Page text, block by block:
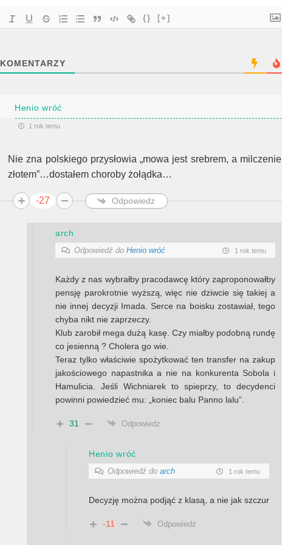
{} [+]
KOMENTARZY
Henio wróć
1 rok temu
Nie zna polskiego przysłowia „mowa jest srebrem, a milczenie
złotem”…dostałem choroby żołądka…
-27 Odpowiedz
arch
Odpowiedź do Henio wróć 1 rok temu
Każdy z nas wybrałby pracodawcę który zaproponowałby
pensję parokrotnie wyższą, więc nie dziwcie się takiej a
nie innej decyzji Imada. Serce na boisku zostawiał, tego
chyba nikt nie zaprzeczy.
Klub zarobił mega dużą kasę. Czy miałby podobną rundę
co jesienną ? Cholera go wie.
Teraz tylko właściwie spożytkować ten transfer na zakup
jakościowego napastnika a nie na konkurenta Sobola i
Hamulicia. Jeśli Wichniarek to spieprzy, to decydenci
powinni powiedzieć mu: „koniec balu Panno lalu”.
31 Odpowiedz
Henio wróć
Odpowiedź do arch 1 rok temu
Decyzję można podjąć z klasą, a nie jak szczur
-11 Odpowiedz